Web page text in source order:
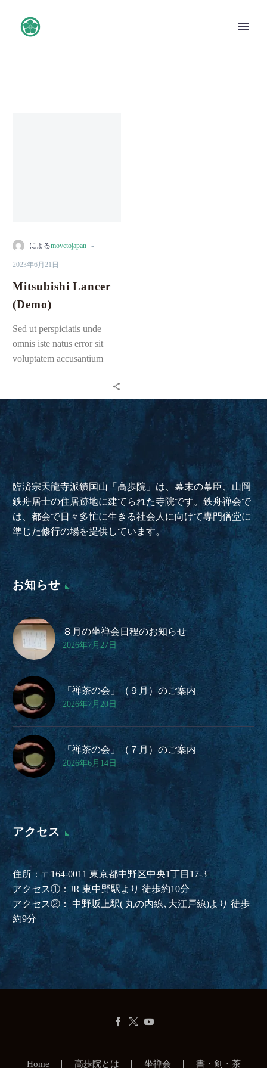
English
によるmovetojapan -
2023年6月21日
Mitsubishi Lancer
(Demo)
Sed ut perspiciatis unde
omnis iste natus error sit
voluptatem accusantium
臨済宗天龍寺派鎮国山「高歩院」は、幕末の幕臣、山岡
鉄舟居士の住居跡地に建てられた寺院です。鉄舟禅会で
は、都会で日々多忙に生きる社会人に向けて専門僧堂に
準じた修行の場を提供しています。
お知らせ
８月の坐禅会日程のお知らせ
2026年7月27日
「禅茶の会」（９月）のご案内
2026年7月20日
「禅茶の会」（７月）のご案内
2026年6月14日
アクセス
住所：〒164-0011 東京都中野区中央1丁目17-3
アクセス①：JR 東中野駅より 徒歩約10分
アクセス②： 中野坂上駅( 丸の内線､大江戸線)より 徒歩
約9分
Home 高歩院とは 坐禅会 書・剣・茶